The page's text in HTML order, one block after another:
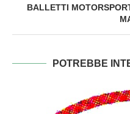
BALLETTI
POTREBBE